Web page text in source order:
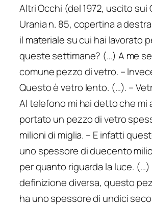
Altri Occhi (del 1972, uscito sui
Urania n. 85, copertina a
il materiale su cui hai lavorato
queste settimane? (…) A me
comune pezzo di vetro. –
Questo è vetro lento. (…). –
Al telefono mi hai detto che mi
portato un pezzo di vetro
milioni di miglia. – E infatti
uno spessore di duecento
per quanto riguarda la luce. (…)
definizione diversa, questo
ha uno spessore di undici